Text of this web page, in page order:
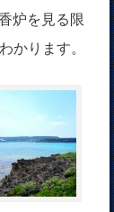
炉を見る限
かります。